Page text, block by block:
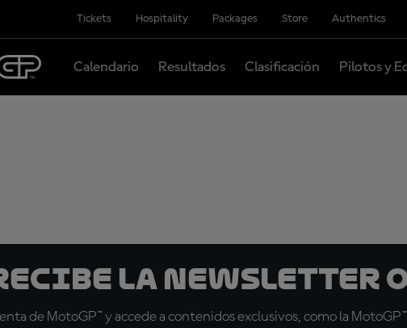
Tickets Hospitality Packages Store Authentics
Calendario Resultados Clasificación Pilotos y
la Newsletter
de MotoGP™ y accede a contenidos exclusivos, como la